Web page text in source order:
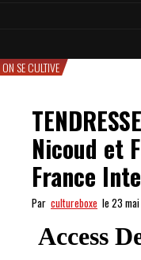
ON SE CULTIVE
Nicoud et
France
Par cultureboxe le 23